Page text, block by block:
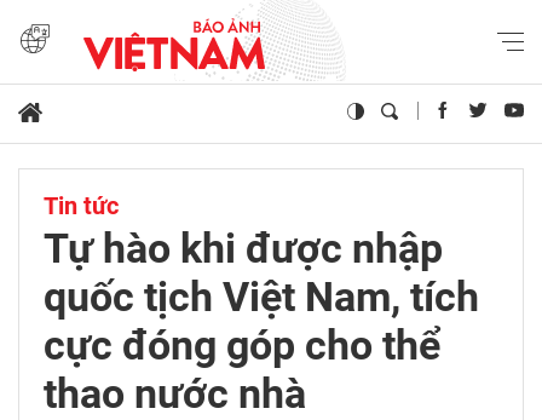
Tin tức
Tự hào khi được nhập
quốc tịch Việt Nam, tích
cực đóng góp cho thể
thao nước nhà